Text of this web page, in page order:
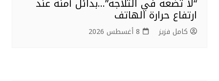
ارتفاع حرارة الهاتف
كامل فزيز 8 أغسطس 2026